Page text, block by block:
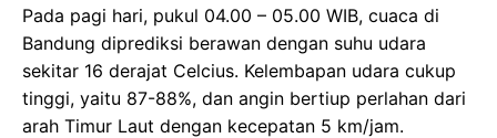
Pada pagi hari, pukul 04.00 – 05.00 WIB, cuaca di
Bandung diprediksi berawan dengan suhu udara
sekitar 16 derajat Celcius. Kelembapan udara cukup
tinggi, yaitu 87-88%, dan angin bertiup perlahan dari
arah Timur Laut dengan kecepatan 5 km/jam.